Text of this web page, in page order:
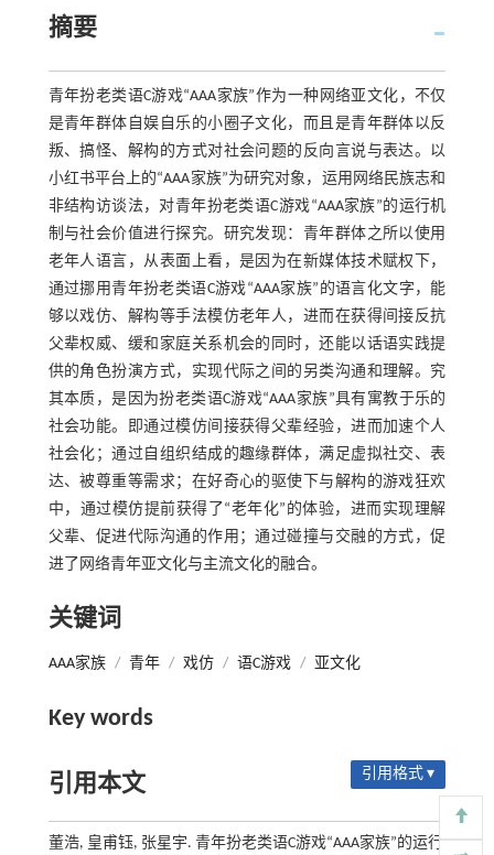
摘要
青年扮老类语C游戏“AAA家族”作为一种网络亚文化，不仅
是青年群体自娱自乐的小圈子文化，而且是青年群体以反
叛、搞怪、解构的方式对社会问题的反向言说与表达。以
小红书平台上的“AAA家族”为研究对象，运用网络民族志和
非结构访谈法，对青年扮老类语C游戏“AAA家族”的运行机
制与社会价值进行探究。研究发现：青年群体之所以使用
老年人语言，从表面上看，是因为在新媒体技术赋权下，
通过挪用青年扮老类语C游戏“AAA家族”的语言化文字，能
够以戏仿、解构等手法模仿老年人，进而在获得间接反抗
父辈权威、缓和家庭关系机会的同时，还能以话语实践提
供的角色扮演方式，实现代际之间的另类沟通和理解。究
其本质，是因为扮老类语C游戏“AAA家族”具有寓教于乐的
社会功能。即通过模仿间接获得父辈经验，进而加速个人
社会化；通过自组织结成的趣缘群体，满足虚拟社交、表
达、被尊重等需求；在好奇心的驱使下与解构的游戏狂欢
中，通过模仿提前获得了“老年化”的体验，进而实现理解
父辈、促进代际沟通的作用；通过碰撞与交融的方式，促
进了网络青年亚文化与主流文化的融合。
关键词
AAA家族 / 青年 / 戏仿 / 语C游戏 / 亚文化
Key words
引用本文 引用格式 ▾
董浩, 皇甫钰, 张星宇. 青年扮老类语C游戏“AAA家族”的运行